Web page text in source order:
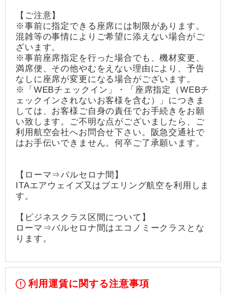
【ご注意】
※事前に指定できる座席には制限があります。
混雑等の事情によりご希望に添えない場合がご
ざいます。
※事前座席指定を行った場合でも、機材変更、
満席便、その他やむをえない理由により、予告
なしに座席が変更になる場合がございます。
※「WEBチェックイン」・「座席指定（WEBチ
ェックインされないお客様を含む）」につきま
しては、お客様ご自身の責任でお手続きをお願
い致します。ご不明な点がございましたら、ご
利用航空会社へお問合せ下さい。阪急交通社で
はお手伝いできません。何卒ご了承願います。
【ローマ⇒バルセロナ間】
ITAエアウェイズ又はブエリング航空を利用しま
す。
【ビジネスクラス区間について】
ローマ⇒バルセロナ間はエコノミークラスとな
ります。
利用運賃に関する注意事項